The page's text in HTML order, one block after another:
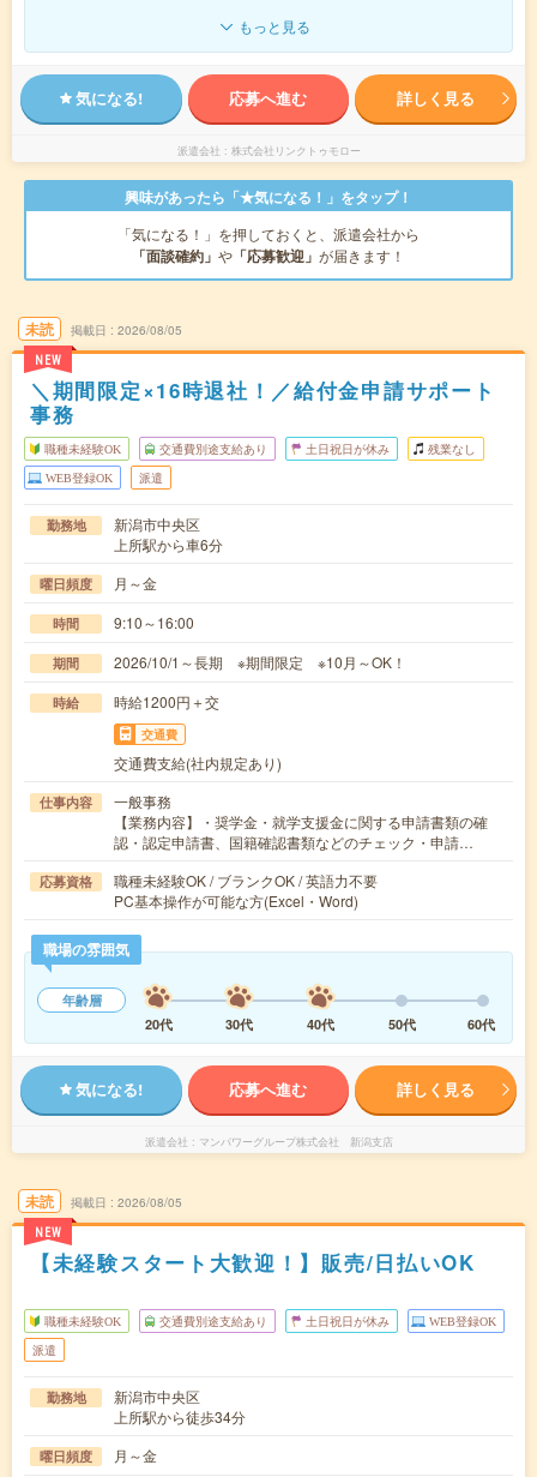
もっと見る
気になる! 応募へ進む 詳しく見る
派遣会社 株式会社リンクトゥモロー
興味があったら「★気になる！」をタップ！
「気になる！」を押しておくと、派遣会社から
「面談確約」 や 「応募歓迎」 が届きます！
未読
NEW
掲載日 2026/08/05
＼期間限定×16時退社！／給付金申請サポート
事務
職種未経験OK 交通費別途支給あり 土日祝日が休み 残業なし
WEB登録OK 派遣
勤務地
新潟市中央区
上所駅から車6分
曜日頻度 月～金
時間 9:10～16:00
期間 2026/10/1～長期 ※期間限定 ※10月～OK！
時給 時給1200円＋交
交通費
交通費支給(社内規定あり)
仕事内容
一般事務
【業務内容】・奨学金・就学支援金に関する申請書類の確
認・認定申請書、国籍確認書類などのチェック・申請…
応募資格
職種未経験OK / ブランクOK / 英語力不要
PC基本操作が可能な方(Excel・Word)
職場の雰囲気
年齢層
20代
30代 40代 50代 60代
気になる! 応募へ進む 詳しく見る
派遣会社 マンパワーグループ株式会社 新潟支店
未読
NEW
掲載日 2026/08/05
【未経験スタート大歓迎！】販売/日払いOK
職種未経験OK 交通費別途支給あり 土日祝日が休み WEB登録OK
派遣
勤務地
新潟市中央区
上所駅から徒歩34分
曜日頻度 月～金